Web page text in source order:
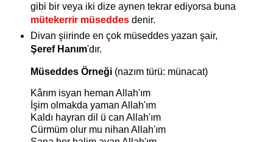
gibi bir veya iki dize aynen tekrar ediyorsa buna
mütekerrir müseddesdenir.
Divan şiirinde en çok müseddes yazan şair,
Şeref Hanım'dır.
Müseddes Örneği (nazım türü: münacat)
Kârım isyan heman Allah'ım
İşim olmakda yaman Allah'ım
Kaldı hayran dil ü can Allah'ım
Cürmüm olur mu nihan Allah'ım